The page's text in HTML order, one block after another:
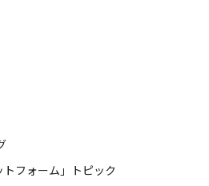
フォーム」トピック